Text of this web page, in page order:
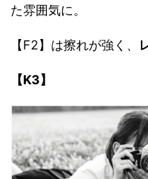
た雰囲気に。
【F2】は擦れが強く、
【K3】